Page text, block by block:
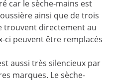
car le sèche-mains est
ainsi que de trois
trouvent directement au
ci peuvent être remplacés
aussi très silencieux par
marques. Le sèche-